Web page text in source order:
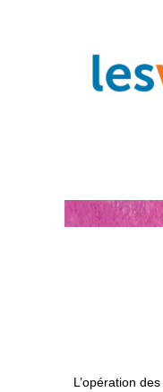
L’opération